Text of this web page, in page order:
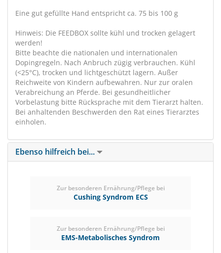
Eine gut gefüllte Hand entspricht ca. 75 bis 100 g
Hinweis: Die FEEDBOX sollte kühl und trocken gelagert
werden!
Bitte beachte die nationalen und internationalen
Dopingregeln. Nach Anbruch zügig verbrauchen. Kühl
(<25°C), trocken und lichtgeschützt lagern. Außer
Reichweite von Kindern aufbewahren. Nur zur oralen
Verabreichung an Pferde. Bei gesundheitlicher
Vorbelastung bitte Rücksprache mit dem Tierarzt halten.
Bei anhaltenden Beschwerden den Rat eines Tierarztes
einholen.
Ebenso hilfreich bei...
Zur besonderen Ernährung/Pflege bei
Cushing Syndrom ECS
Zur besonderen Ernährung/Pflege bei
EMS-Metabolisches Syndrom